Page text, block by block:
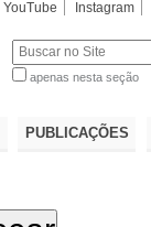
YouTube Instagram
apenas nesta seção
PUBLICAÇÕES